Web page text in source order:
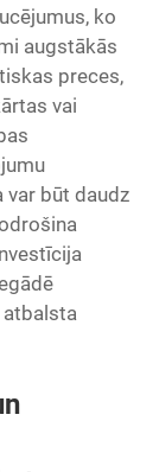
ko
augstākās
preces,
vai
var būt daudz
atbalsta